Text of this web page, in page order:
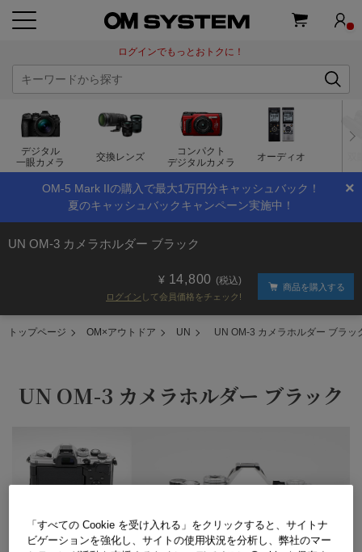
ログインでもっとおトクに！
デジタル
一眼カメラ
交換レンズ
コンパクト
デジタルカメラ
オーディオ
×
OM-5 Mark IIの購入で最大1万円分キャッシュバック！
夏のキャッシュバックキャンペーン実施中！
UN OM-3 カメラホルダー ブラック
14,800 (税込)
ログイン して会員価格をチェック!
商品を購入する
トップページ OM×アウトドア UN UN OM-3 カメラホルダー ブラッ
UN OM-3 カメラホルダー ブラック
「すべての Cookie を受け入れる」をクリックすると、サイトナ
ビゲーションを強化し、サイトの使用状況を分析し、弊社のマー